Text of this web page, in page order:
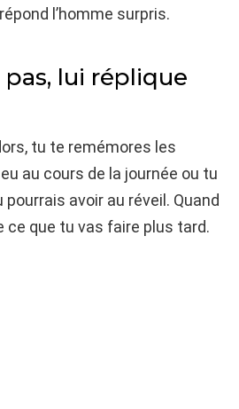
l’homme surpris.
lui réplique
tu te remémores les
au cours de la journée ou tu
avoir au réveil. Quand
ce que tu vas faire plus tard.